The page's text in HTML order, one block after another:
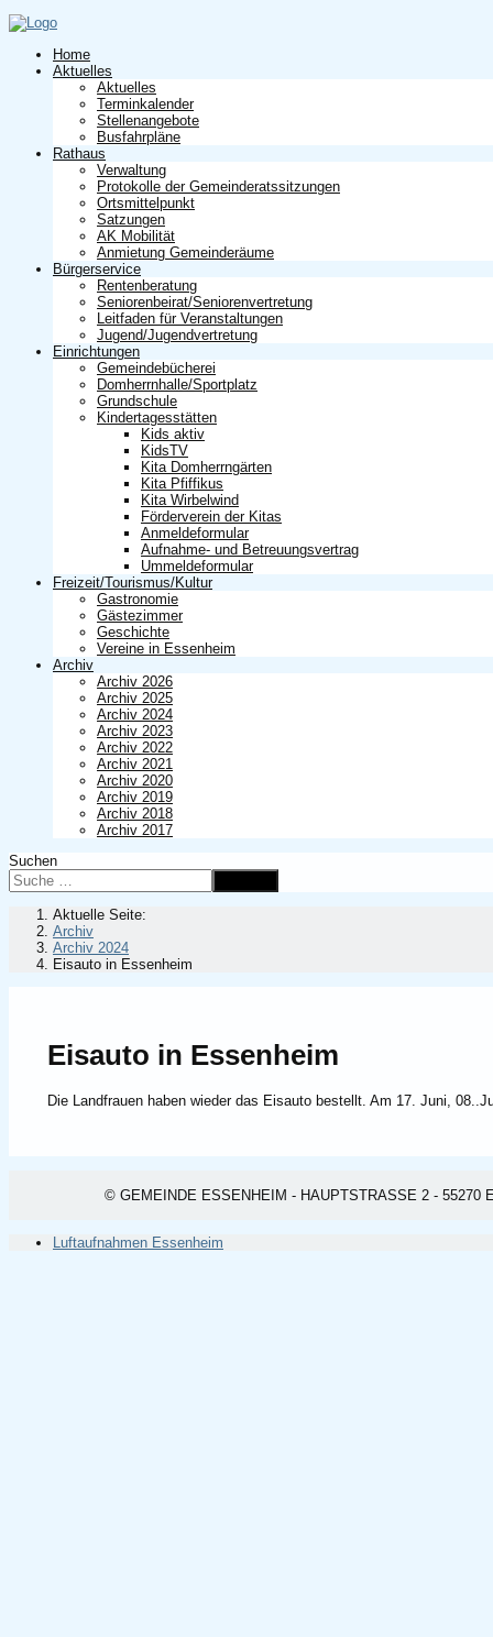
Home
Aktuelles
Aktuelles
Terminkalender
Stellenangebote
Busfahrpläne
Rathaus
Verwaltung
Protokolle der Gemeinderatssitzungen
Ortsmittelpunkt
Satzungen
AK Mobilität
Anmietung Gemeinderäume
Bürgerservice
Rentenberatung
Seniorenbeirat/Seniorenvertretung
Leitfaden für Veranstaltungen
Jugend/Jugendvertretung
Einrichtungen
Gemeindebücherei
Domherrnhalle/Sportplatz
Grundschule
Kindertagesstätten
Kids aktiv
KidsTV
Kita Domherrngärten
Kita Pfiffikus
Kita Wirbelwind
Förderverein der Kitas
Anmeldeformular
Aufnahme- und Betreuungsvertrag
Ummeldeformular
Freizeit/Tourismus/Kultur
Gastronomie
Gästezimmer
Geschichte
Vereine in Essenheim
Archiv
Archiv 2026
Archiv 2025
Archiv 2024
Archiv 2023
Archiv 2022
Archiv 2021
Archiv 2020
Archiv 2019
Archiv 2018
Archiv 2017
Suchen
Aktuelle Seite:
Archiv
Archiv 2024
Eisauto in Essenheim
Eisauto in Essenheim
Die Landfrauen haben wieder das Eisauto bestellt. Am 17. Juni,
© GEMEINDE ESSENHEIM - HAUPTSTRASSE 2 - 55270
Luftaufnahmen Essenheim